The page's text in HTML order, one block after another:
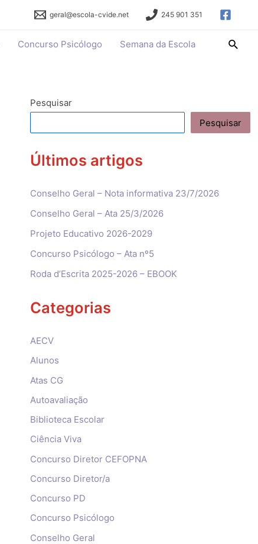
geral@escola-cvide.net 245 901 351
Concurso Psicólogo Semana da Escola
Pesquisar
Pesquisar
Últimos artigos
Conselho Geral – Nota informativa 23/7/2026
Conselho Geral – Ata 25/3/2026
Projeto Educativo 2026-2029
Concurso Psicólogo – Ata nº5
Roda d’Escrita 2025-2026 – EBOOK
Categorias
AECV
Alunos
Atas CG
Autoavaliação
Biblioteca Escolar
Ciência Viva
Concurso Diretor CEFOPNA
Concurso Diretor/a
Concurso PD
Concurso Psicólogo
Conselho Geral